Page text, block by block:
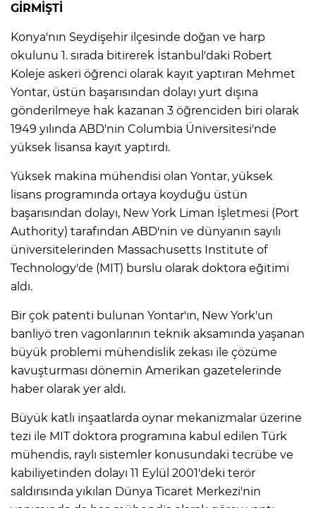
GİRMİŞTİ
Konya'nın Seydişehir ilçesinde doğan ve harp
okulunu 1. sırada bitirerek İstanbul'daki Robert
Koleje askeri öğrenci olarak kayıt yaptıran Mehmet
Yontar, üstün başarısından dolayı yurt dışına
gönderilmeye hak kazanan 3 öğrenciden biri olarak
1949 yılında ABD'nin Columbia Üniversitesi'nde
yüksek lisansa kayıt yaptırdı.
Yüksek makina mühendisi olan Yontar, yüksek
lisans programında ortaya koyduğu üstün
başarısından dolayı, New York Liman İşletmesi (Port
Authority) tarafından ABD'nin ve dünyanın sayılı
üniversitelerinden Massachusetts Institute of
Technology'de (MIT) burslu olarak doktora eğitimi
aldı.
Bir çok patenti bulunan Yontar'ın, New York'un
banliyö tren vagonlarının teknik aksamında yaşanan
büyük problemi mühendislik zekası ile çözüme
kavuşturması dönemin Amerikan gazetelerinde
haber olarak yer aldı.
Büyük katlı inşaatlarda oynar mekanizmalar üzerine
tezi ile MIT doktora programına kabul edilen Türk
mühendis, raylı sistemler konusundaki tecrübe ve
kabiliyetinden dolayı 11 Eylül 2001'deki terör
saldırısında yıkılan Dünya Ticaret Merkezi'nin